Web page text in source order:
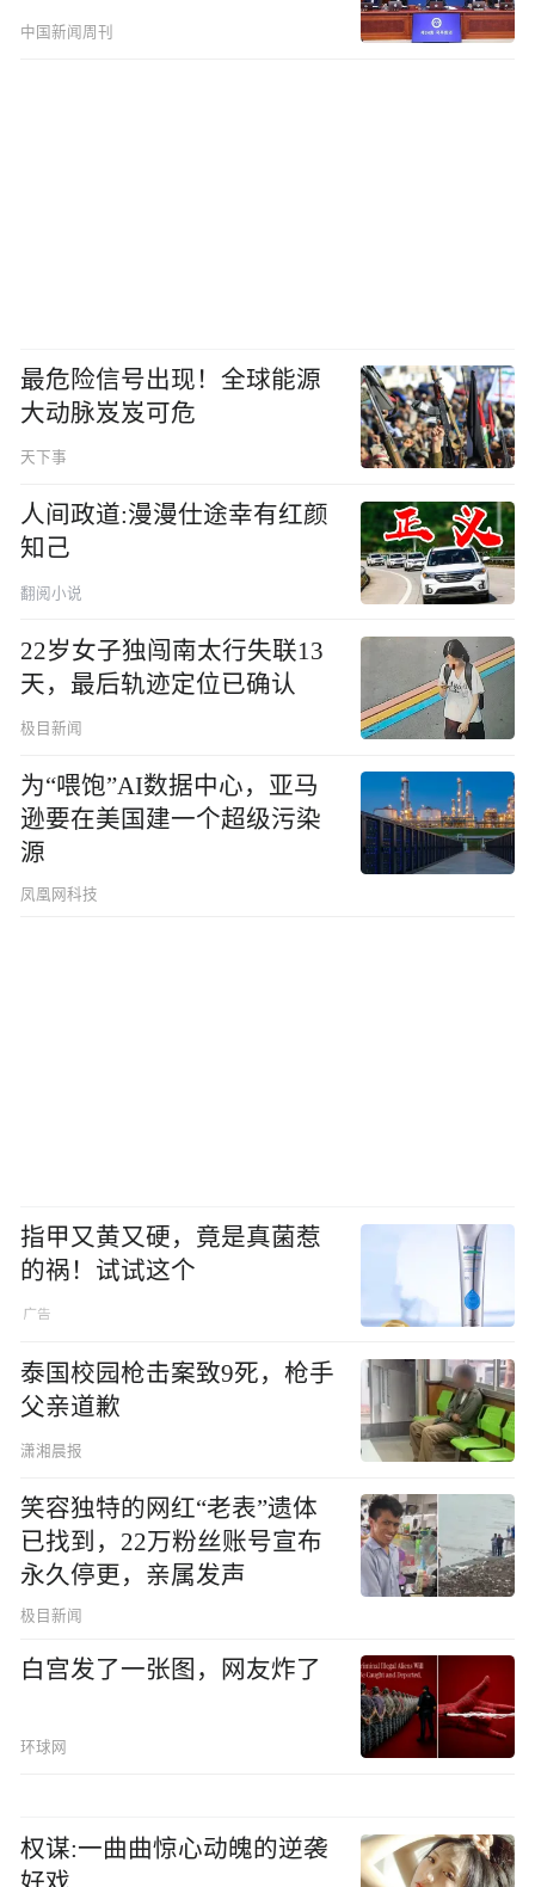
中国新闻周刊
最危险信号出现！全球能源
大动脉岌岌可危
天下事
人间政道:漫漫仕途幸有红颜
知己
翻阅小说
22岁女子独闯南太行失联13
天，最后轨迹定位已确认
极目新闻
为“喂饱”AI数据中心，亚马
逊要在美国建一个超级污染
源
凤凰网科技
指甲又黄又硬，竟是真菌惹
的祸！试试这个
泰国校园枪击案致9死，枪手
父亲道歉
潇湘晨报
笑容独特的网红“老表”遗体
已找到，22万粉丝账号宣布
永久停更，亲属发声
极目新闻
白宫发了一张图，网友炸了
环球网
权谋:一曲曲惊心动魄的逆袭